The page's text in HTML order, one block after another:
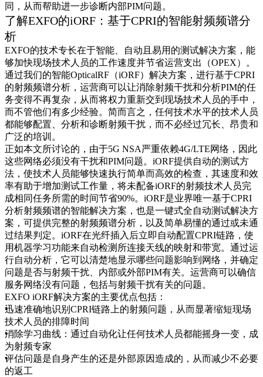
同，从而帮助进一步诊断内部PIM问题。
了解EXFO的iORF：基于CPRI的智能射频频谱分
析
EXFO的技术专长在于智能、自动且易用的测试解决方案，能
够加快现场技术人员的工作速度并节省运营支出（OPEX）。
通过我们的智能OpticalRF（iORF）解决方案，进行基于CPRI
的射频频谱分析，运营商可以让消除射频干扰和分析PIM的任
务变得不再复杂，从而将权力重新交到现场技术人员的手中，
而不管他们有多少经验。简而言之，任何技术水平的技术人员
都能够配置、分析和诊断射频干扰，而不必经过冗长、昂贵和
广泛的培训。
正如本文所讨论的，由于5G NSA严重依赖4G/LTE网络，因此
这些网络必须没有干扰和PIM问题。iORF提供自动的测试方
法，使技术人员能够快速执行简单而高效的检查，其速度和效
率有助于增加测试工作量，将未配备iORF的射频技术人员完
成相同任务所需的时间节省90%。iORF是业界唯一基于CPRI
分析射频频谱的智能解决方案，也是一键式全自动测试解决方
案，可提供完整的射频频谱分析，以及简单易懂的通过或未通
过结果判定。iORF在光纤插入后立即自动配置CPRI链路，使
用机器学习功能来自动检测所连接天线的映射和带宽。通过运
行自动分析，它可以清楚地显示哪些问题影响到网络，并确定
问题是否与射频干扰、内部或外部PIM有关。运营商可以确信
服务网络没有问题，包括与射频干扰有关的问题。
EXFO iORF解决方案的主要优点包括：
迅速准确地识别CPRI链路上的射频问题，从而显著缩短现场
技术人员的排障时间
消除学习曲线：通过自动化让任何技术人员都能摇身一变，成
为射频专家
评估问题是自身产生的还是外部原因造成的，从而减少不必要
的返工